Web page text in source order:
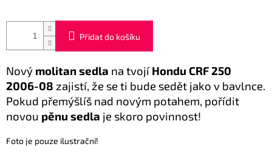
cena:
Přidat do košíku
Nový molitan sedla na tvojí Hondu CRF 250
2006-08 zajistí, že se ti bude sedět jako v bavlnce.
Pokud přemýšlíš nad novým potahem, pořídit
novou pěnu sedla je skoro povinnost!
Foto je pouze ilustrační!